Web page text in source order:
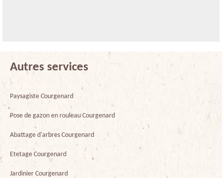
Autres services
Paysagiste Courgenard
Pose de gazon en rouleau Courgenard
Abattage d'arbres Courgenard
Etetage Courgenard
Jardinier Courgenard